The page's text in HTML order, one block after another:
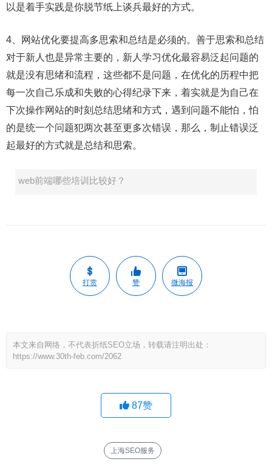
以是着手实践是你脱节纸上谈兵最好的方式。
4、网站优化要提高多思索和总结是必须的。善于思索和总结
对于新人也是异常主要的，新人学习优化最容易泛起问题的
就是没有思绪和流程，这些都不是问题，在优化的历程中把
每一次自己乐成和失败的心得纪录下来，着实就是为自己在
下次操作网站的时刻总结思绪和方式，遇到问题不能怕，怕
的是统一个问题犯两次甚至更多次错误，那么，制止错误泛
起最好的方式就是总结和思索。
web前端哪些培训比较好？
打赏 赞 微海报
本文来自网络，不代表折纸SEO立场，转载请注明出处：
https://www.30th-feb.com/2062
87赞
上海SEO服务